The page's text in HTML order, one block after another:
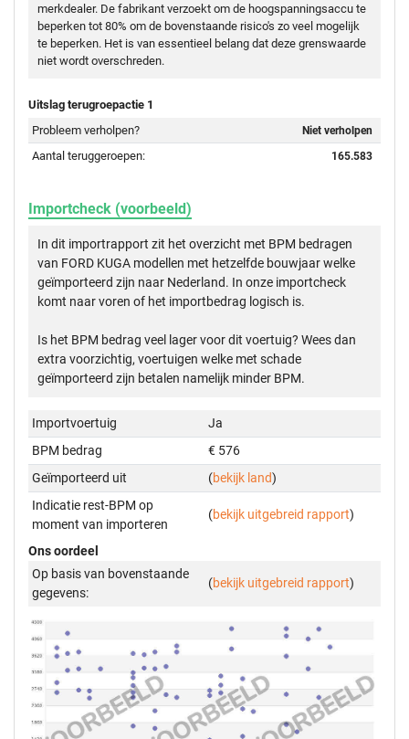
merkdealer. De fabrikant verzoekt om de hoogspanningsaccu te
beperken tot 80% om de bovenstaande risico's zo veel mogelijk
te beperken. Het is van essentieel belang dat deze grenswaarde
niet wordt overschreden.
Uitslag terugroepactie 1
Probleem verholpen?
Niet verholpen
Aantal teruggeroepen: 165.583
Importcheck (voorbeeld)
In dit importrapport zit het overzicht met BPM bedragen
van FORD KUGA modellen met hetzelfde bouwjaar welke
geïmporteerd zijn naar Nederland. In onze importcheck
komt naar voren of het importbedrag logisch is.
Is het BPM bedrag veel lager voor dit voertuig? Wees dan
extra voorzichtig, voertuigen welke met schade
geïmporteerd zijn betalen namelijk minder BPM.
Importvoertuig
Ja
BPM bedrag
€ 576
Geïmporteerd uit
(bekijk land)
Indicatie rest-BPM op
moment van importeren
(bekijk uitgebreid rapport)
Ons oordeel
Op basis van bovenstaande
gegevens:
(bekijk uitgebreid rapport)